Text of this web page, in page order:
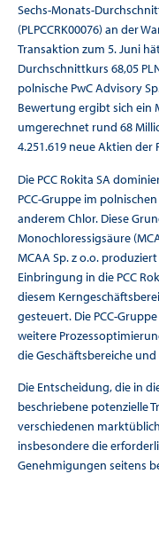
Sechs-Monats-
(PLPCCRK00076) an der
Transaktion zum 5. Juni
Durchschnittkurs 68,05
polnische PwC Advisory
Bewertung ergibt sich ein
umgerechnet rund 68
4.251.619 neue Aktien der
Die PCC Rokita SA
PCC-Gruppe im
anderem Chlor. Diese
Monochloressigsäure
MCAA Sp. z o.o.
Einbringung in die PCC
diesem
gesteuert. Die PCC-
weitere
die Geschäftsbereiche
Die Entscheidung, die in
beschriebene potenzielle
verschiedenen
insbesondere die
Genehmigungen seitens